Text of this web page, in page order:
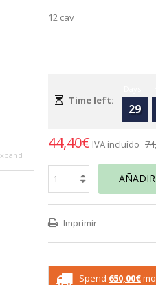
12 cav
Time left:
29
44,40€ IVA incluído
Imprimir
Spend 650,00€